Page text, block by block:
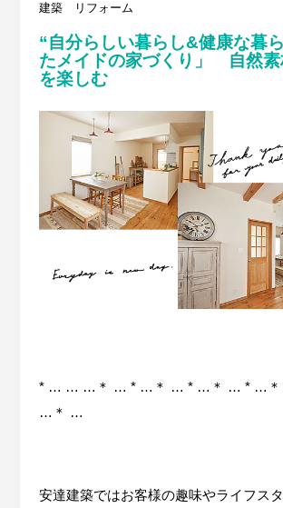
建築 リフォーム
“自分らしい暮らし&健康な暮
たメイドの家づくり」 自然素
を楽しむ
* … … …＊ … * …＊ … * …＊ … * …
…＊ …
安達建築ではお客様の趣味やライフス
中小企業共済制度
小規模企業共済制度
中小企業倒産防止共済制度
特定退職金共済制度